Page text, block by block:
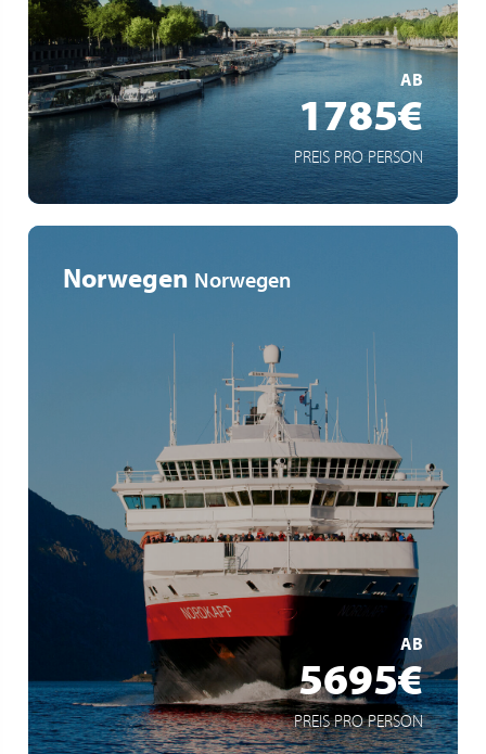
AB
1785€
PREIS PRO PERSON
Schiff mit Schaufelradantrieb
MEHR ERFAHREN
Norwegen Norwegen
AB
5695€
PREIS PRO PERSON
klassische Postschiffroute
Mythos Hurtigruten
Fjordlandschaft Norwegens mit 34 Häfen
MEHR ERFAHREN